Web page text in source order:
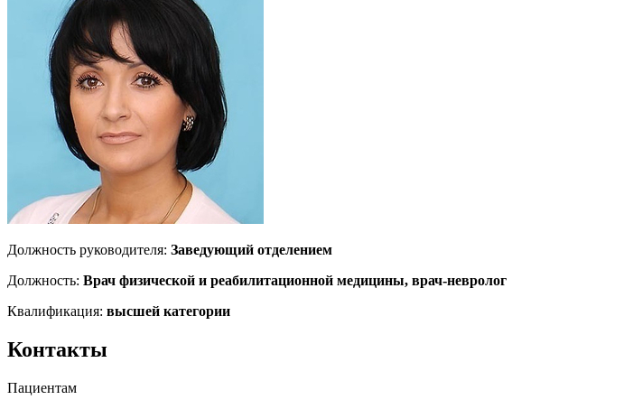
Должность руководителя: Заведующий отделением
Должность: Врач физической и реабилитационной медицины, врач-невролог
Квалификация: высшей категории
Контакты
Пациентам